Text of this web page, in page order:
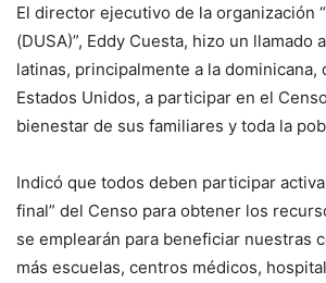
El director ejecutivo de la organización
(DUSA)”, Eddy Cuesta, hizo un llamado
latinas, principalmente a la dominicana,
Estados Unidos, a participar en el
bienestar de sus familiares y toda la
Indicó que todos deben participar
final” del Censo para obtener los
se emplearán para beneficiar nuestras
más escuelas, centros médicos,